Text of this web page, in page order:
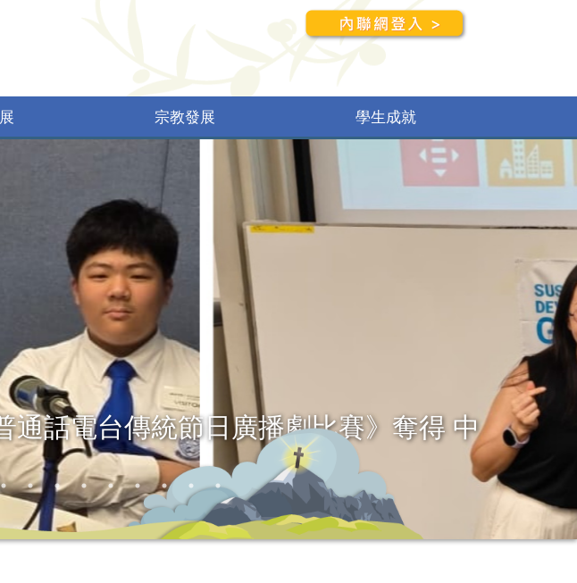
宗教發展 學生成就
Up in UNSDGs Debating Competition